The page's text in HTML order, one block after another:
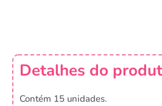
Detalhes do
Contém 15 unidades.